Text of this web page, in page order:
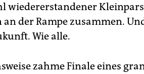
wiedererstandener
der Rampe zusammen.
Wie alle.
zahme Finale eines